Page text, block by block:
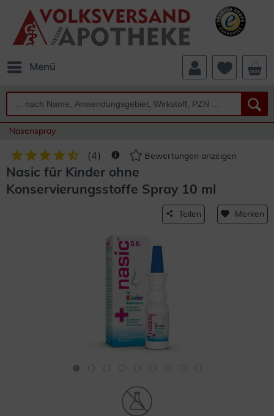
Menü
Nasenspray
(4) Bewertungen anzeigen
Nasic für Kinder ohne
Konservierungsstoffe Spray 10 ml
Teilen Merken